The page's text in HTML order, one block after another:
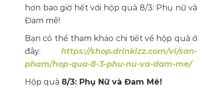
hơn bao giờ hết với hộp quà 8/3: Phụ nữ và
Đam mê!
Bạn có thể tham khảo chi tiết về hộp quà ở
đây: https://shop.drinkizz.com/vi/san-
pham/hop-qua-8-3-phu-nu-va-dam-me/
Hộp quà 8/3: Phụ Nữ và Đam Mê!